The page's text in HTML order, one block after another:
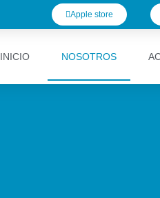
Apple store
INICIO NOSOTROS